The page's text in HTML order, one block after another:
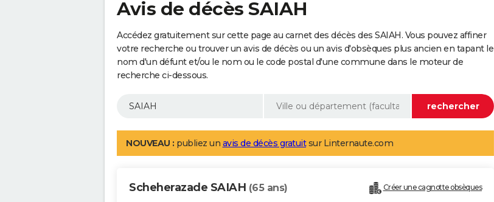
Avis de décès SAIAH
Accédez gratuitement sur cette page au carnet des décès des SAIAH. Vous pouvez affiner
votre recherche ou trouver un avis de décès ou un avis d'obsèques plus ancien en tapant le
nom d'un défunt et/ou le nom ou le code postal d'une commune dans le moteur de
recherche ci-dessous.
NOUVEAU : publiez un avis de décès gratuitsur Linternaute.com
Scheherazade SAIAH (65 ans) Créer une cagnotte obsèques